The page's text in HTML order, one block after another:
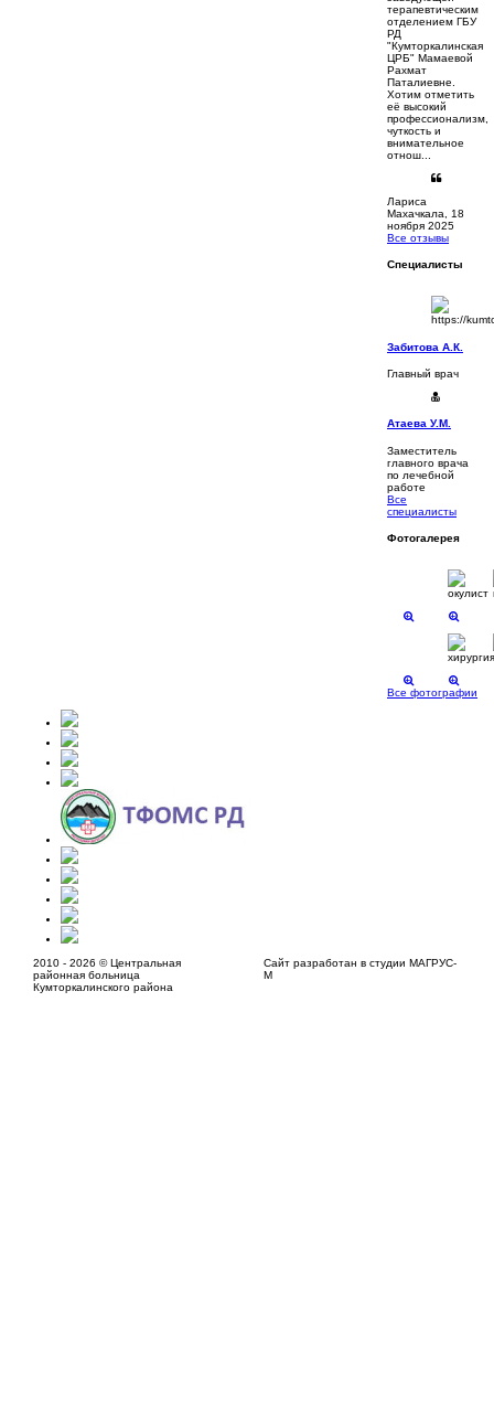
терапевтическим
отделением ГБУ
РД
"Кумторкалинская
ЦРБ" Мамаевой
Рахмат
Паталиевне.
Хотим отметить
её высокий
профессионализм,
чуткость и
внимательное
отнош...
Лариса
Махачкала, 18
ноября 2025
Все отзывы
Специалисты
Забитова А.К.
Главный врач
Атаева У.М.
Заместитель
главного врача
по лечебной
работе
Все
специалисты
Фотогалерея
Все фотографии
2010 - 2026 © Центральная
районная больница
Кумторкалинского района
Сайт разработан в студии МАГРУС-
М